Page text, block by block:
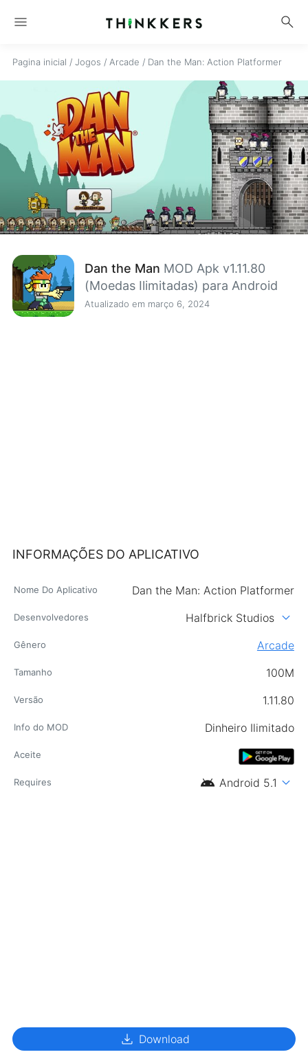
menu search
Pagina inicial / Jogos / Arcade / Dan the Man: Action Platformer
Dan the Man MOD Apk v1.11.80
(Moedas Ilimitadas) para Android
Atualizado em março 6, 2024
INFORMAÇÕES DO APLICATIVO
Nome Do Aplicativo Dan the Man: Action Platformer
Desenvolvedores Halfbrick Studios expand_more
Gênero Arcade
Tamanho 100M
Versão 1.11.80
Info do MOD Dinheiro Ilimitado
Aceite
Requires android Android 5.1 expand_more
download Download